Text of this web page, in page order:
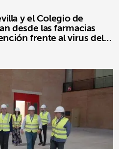
y el Colegio de
desde las farmacias
frente al virus del